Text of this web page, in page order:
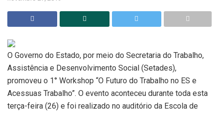
O Governo do Estado, por meio do Secretaria do Trabalho,
Assistência e Desenvolvimento Social (Setades),
promoveu o 1° Workshop “O Futuro do Trabalho no ES e
Acessuas Trabalho”. O evento aconteceu durante toda esta
terça-feira (26) e foi realizado no auditório da Escola de